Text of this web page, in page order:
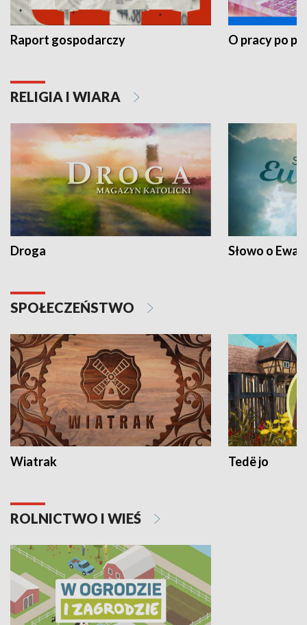
Raport gospodarczy O pracy po
RELIGIA I WIARA
Droga Słowo o
SPOŁECZEŃSTWO
Wiatrak Tedë jo
ROLNICTWO I WIEŚ